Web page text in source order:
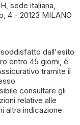
sede italiana,
4 - 20123 MILANO
dall'esito
entro 45 giorni, è
tramite il
consultare gli
relative alle
altra indicazione